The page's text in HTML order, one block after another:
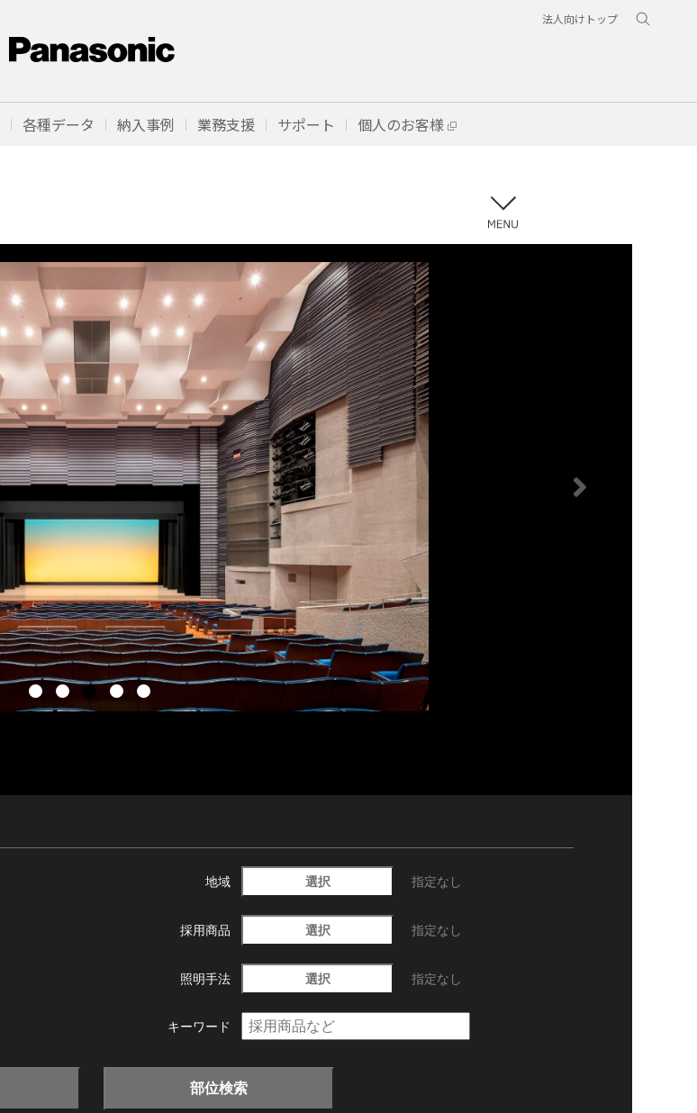
法人向けトップ
各種データ 納入事例 業務支援 サポート 個人のお客様
地域 選択 指定なし
採用商品 選択 指定なし
照明手法 選択 指定なし
キーワード
部位検索